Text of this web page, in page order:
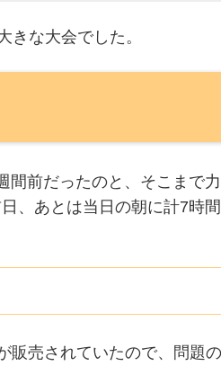
きな大会でした。
間前だったのと、そこまで
、あとは当日の朝に計7時
販売されていたので、問題